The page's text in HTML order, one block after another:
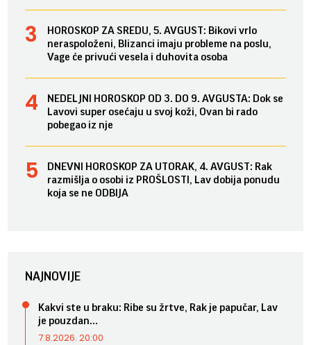
HOROSKOP ZA SREDU, 5. AVGUST: Bikovi vrlo
neraspoloženi, Blizanci imaju probleme na poslu,
Vage će privući vesela i duhovita osoba
NEDELJNI HOROSKOP OD 3. DO 9. AVGUSTA: Dok se
Lavovi super osećaju u svoj koži, Ovan bi rado
pobegao iz nje
DNEVNI HOROSKOP ZA UTORAK, 4. AVGUST: Rak
razmišlja o osobi iz PROŠLOSTI, Lav dobija ponudu
koja se ne ODBIJA
NAJNOVIJE
Kakvi ste u braku: Ribe su žrtve, Rak je papučar, Lav
je pouzdan...
7.8.2026. 20:00